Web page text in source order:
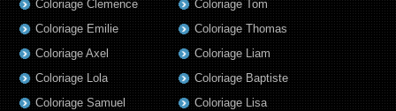
Coloriage Clemence
Coloriage Emilie
Coloriage Axel
Coloriage Lola
Coloriage Samuel
Coloriage Tom
Coloriage Thomas
Coloriage Liam
Coloriage Baptiste
Coloriage Lisa